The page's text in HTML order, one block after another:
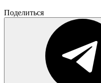
Поделиться